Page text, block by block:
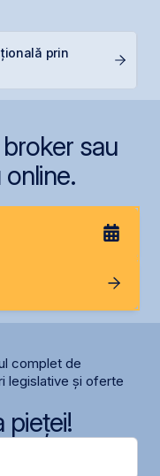
prin
sau
online.
complet de
legislative și oferte
pieței!